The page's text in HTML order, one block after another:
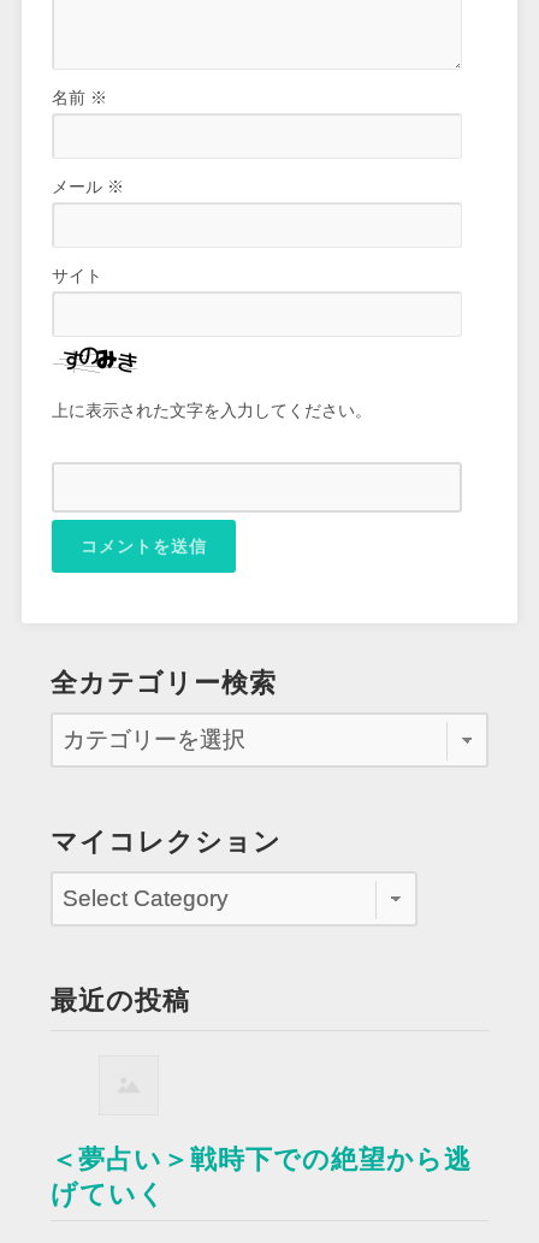
名前 ※
メール ※
サイト
上に表示された文字を入力してください。
全カテゴリー検索
マイコレクション
最近の投稿
＜夢占い＞戦時下での絶望から逃
げていく